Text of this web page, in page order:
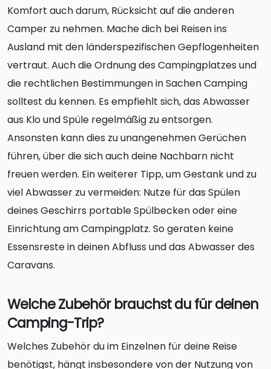
Komfort auch darum, Rücksicht auf die anderen
Camper zu nehmen. Mache dich bei Reisen ins
Ausland mit den länderspezifischen Gepflogenheiten
vertraut. Auch die Ordnung des Campingplatzes und
die rechtlichen Bestimmungen in Sachen Camping
solltest du kennen. Es empfiehlt sich, das Abwasser
aus Klo und Spüle regelmäßig zu entsorgen.
Ansonsten kann dies zu unangenehmen Gerüchen
führen, über die sich auch deine Nachbarn nicht
freuen werden. Ein weiterer Tipp, um Gestank und zu
viel Abwasser zu vermeiden: Nutze für das Spülen
deines Geschirrs portable Spülbecken oder eine
Einrichtung am Campingplatz. So geraten keine
Essensreste in deinen Abfluss und das Abwasser des
Caravans.
Welche Zubehör brauchst du für deinen
Camping-Trip?
Welches Zubehör du im Einzelnen für deine Reise
benötigst, hängt insbesondere von der Nutzung von